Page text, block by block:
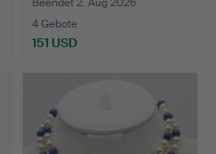
VERGOL…
4 Gebote
151 USD